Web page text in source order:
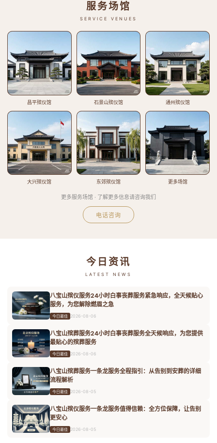
服务场馆
SERVICE VENUES
昌平殡仪馆 石景山殡仪馆 通州殡仪馆
大兴殡仪馆 东郊殡仪馆 更多场馆
更多服务场馆 · 了解更多信息请咨询我们
电话咨询
今日资讯
LATEST NEWS
八宝山殡仪服务24小时白事丧葬服务紧急响应，全天候贴心
服务，为您解除燃眉之急
今日最佳 2026-08-06
八宝山殡葬服务24小时白事丧葬服务全天候响应，为您提供
最贴心的殡葬服务
今日最佳 2026-08-06
八宝山殡葬服务一条龙服务全程指引：从告别到安葬的详细
流程解析
今日最佳 2026-08-05
八宝山殡仪服务一条龙服务值得信赖：全方位保障，让告别
更安心
今日最佳 2026-08-05